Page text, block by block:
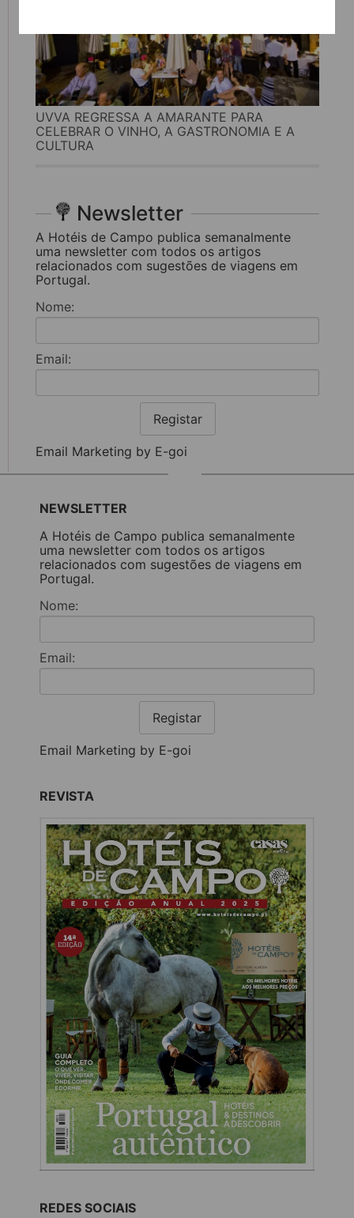
UVVA REGRESSA A AMARANTE PARA
CELEBRAR O VINHO, A GASTRONOMIA E A
CULTURA
Newsletter
A Hotéis de Campo publica semanalmente
uma newsletter com todos os artigos
relacionados com sugestões de viagens em
Portugal.
Nome:
Email:
Registar
Email Marketing by E-goi
NEWSLETTER
A Hotéis de Campo publica semanalmente
uma newsletter com todos os artigos
relacionados com sugestões de viagens em
Portugal.
Nome:
Email:
Registar
Email Marketing by E-goi
REVISTA
REDES SOCIAIS